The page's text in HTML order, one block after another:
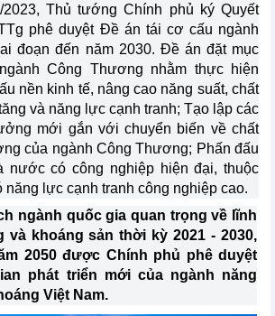
2023, Thủ tướng Chính phủ ký Quyết
phê duyệt Đề án tái cơ cấu ngành
đoạn đến năm 2030. Đề án đặt mục
Công Thương nhằm thực hiện
nền kinh tế, nâng cao năng suất, chất
và năng lực cạnh tranh; Tạo lập các
mới gắn với chuyển biến về chất
của ngành Công Thương; Phấn đấu
nước có công nghiệp hiện đại, thuộc
năng lực cạnh tranh công nghiệp cao.
ngành quốc gia quan trọng về lĩnh
khoáng sản thời kỳ 2021 - 2030,
2050 được Chính phủ phê duyệt
phát triển mới của ngành năng
Việt Nam.